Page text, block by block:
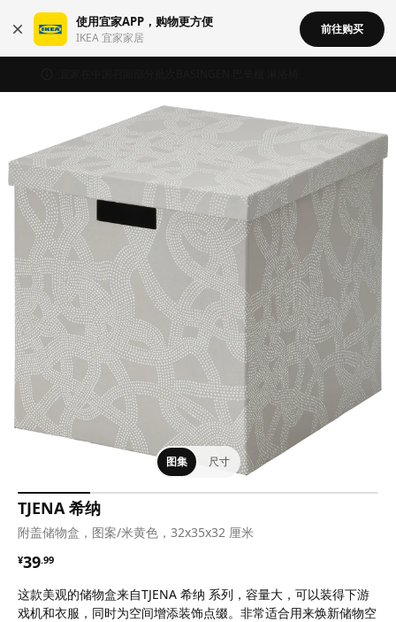
使用宜家APP，购物更方便
IKEA 宜家家居
前往购买
图集 尺寸
TJENA 希纳
附盖储物盒，图案/米黄色，32x35x32 厘米
¥39.99
¥ 39.99
这款美观的储物盒来自TJENA 希纳 系列，容量大，可以装得下游
戏机和衣服，同时为空间增添装饰点缀。非常适合用来焕新储物空